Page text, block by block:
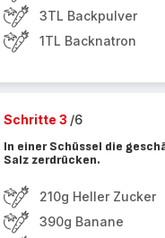
3TL Backpulver
1TL Backnatron
Schritte 3 /6
In einer Schüssel die
Salz zerdrücken.
210g Heller Zucker
390g Banane